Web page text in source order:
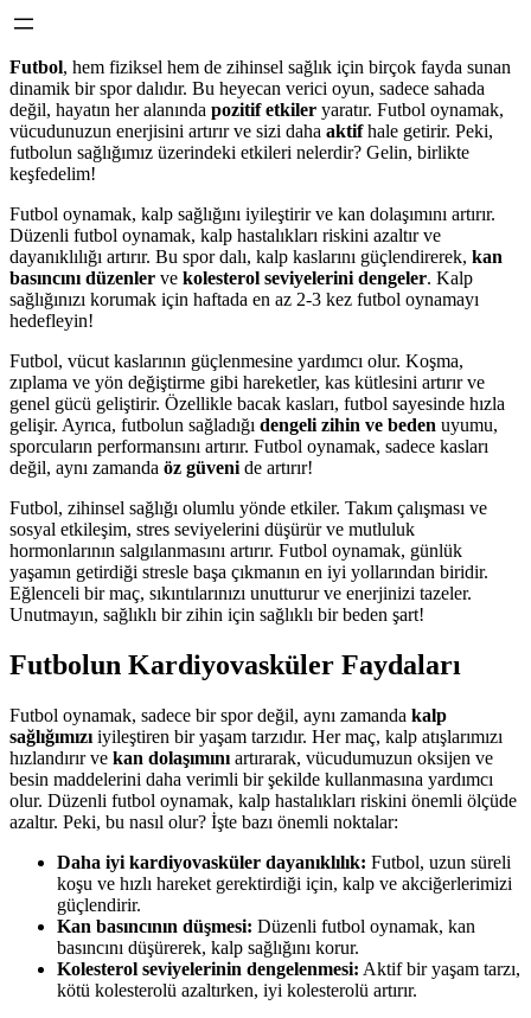
Futbol, hem fiziksel hem de zihinsel sağlık için birçok fayda sunan
dinamik bir spor dalıdır. Bu heyecan verici oyun, sadece sahada
değil, hayatın her alanında pozitif etkiler yaratır. Futbol oynamak,
vücudunuzun enerjisini artırır ve sizi daha aktifhale getirir. Peki,
futbolun sağlığımız üzerindeki etkileri nelerdir? Gelin, birlikte
keşfedelim!
Futbol oynamak, kalp sağlığını iyileştirir ve kan dolaşımını artırır.
Düzenli futbol oynamak, kalp hastalıkları riskini azaltır ve
dayanıklılığı artırır. Bu spor dalı, kalp kaslarını güçlendirerek, kan
basıncını düzenler ve kolesterol seviyelerini dengeler. Kalp
sağlığınızı korumak için haftada en az 2-3 kez futbol oynamayı
hedefleyin!
Futbol, vücut kaslarının güçlenmesine yardımcı olur. Koşma,
zıplama ve yön değiştirme gibi hareketler, kas kütlesini artırır ve
genel gücü geliştirir. Özellikle bacak kasları, futbol sayesinde hızla
gelişir. Ayrıca, futbolun sağladığı dengeli zihin ve beden uyumu,
sporcuların performansını artırır. Futbol oynamak, sadece kasları
değil, aynı zamanda öz güveni de artırır!
Futbol, zihinsel sağlığı olumlu yönde etkiler. Takım çalışması ve
sosyal etkileşim, stres seviyelerini düşürür ve mutluluk
hormonlarının salgılanmasını artırır. Futbol oynamak, günlük
yaşamın getirdiği stresle başa çıkmanın en iyi yollarından biridir.
Eğlenceli bir maç, sıkıntılarınızı unutturur ve enerjinizi tazeler.
Unutmayın, sağlıklı bir zihin için sağlıklı bir beden şart!
Futbolun Kardiyovasküler Faydaları
Futbol oynamak, sadece bir spor değil, aynı zamanda kalp
sağlığımızı iyileştiren bir yaşam tarzıdır. Her maç, kalp atışlarımızı
hızlandırır ve kan dolaşımını artırarak, vücudumuzun oksijen ve
besin maddelerini daha verimli bir şekilde kullanmasına yardımcı
olur. Düzenli futbol oynamak, kalp hastalıkları riskini önemli ölçüde
azaltır. Peki, bu nasıl olur? İşte bazı önemli noktalar:
Daha iyi kardiyovasküler dayanıklılık: Futbol, uzun süreli
koşu ve hızlı hareket gerektirdiği için, kalp ve akciğerlerimizi
güçlendirir.
Kan basıncının düşmesi: Düzenli futbol oynamak, kan
basıncını düşürerek, kalp sağlığını korur.
Kolesterol seviyelerinin dengelenmesi: Aktif bir yaşam tarzı,
kötü kolesterolü azaltırken, iyi kolesterolü artırır.